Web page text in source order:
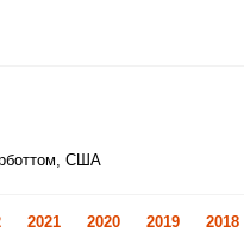
США
2021 2020 2019 2018